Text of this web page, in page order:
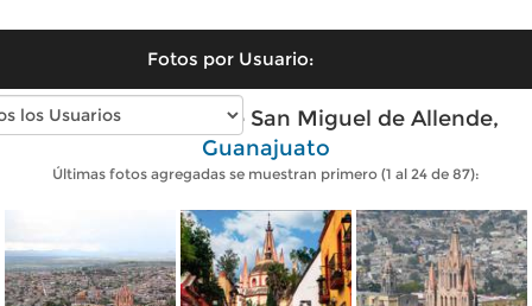
Fotos por Usuario:
Fotos modernas de San Miguel de Allende,
Guanajuato
Últimas fotos agregadas se muestran primero (1 al 24 de 87):